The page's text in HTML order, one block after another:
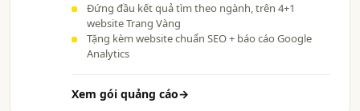
Đứng đầu kết quả tìm theo ngành, trên 4+1
website Trang Vàng
Tặng kèm website chuẩn SEO + báo cáo Google
Analytics
Xem gói quảng cáo→